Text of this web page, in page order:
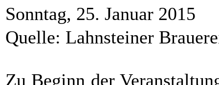
Sonntag, 25. Januar 2015
Quelle: Lahnsteiner
Zu Beginn der